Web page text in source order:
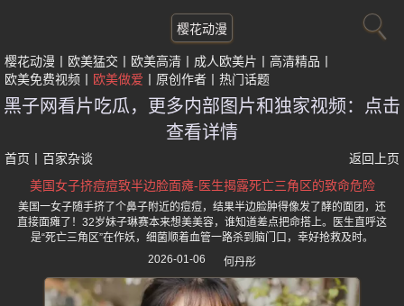
樱花动漫
樱花动漫 欧美猛交 欧美高清 成人欧美片
高清精品
欧美免费视频
欧美做爱 原创作者 热门话题
黑子网看片吃瓜，更多内部图片和独家视频：点击
查看详情
首页 百家杂谈
返回上页
美国女子挤痘痘致半边脸面瘫-医生揭露死亡三角区的致命危险
美国一女子随手挤了个鼻子附近的痘痘，结果半边脸肿得像发了酵的面团，还
直接面瘫了！32岁妹子琳赛本来想美美容，谁知道差点把命搭上。医生直呼这
是“死亡三角区”在作妖，细菌顺着血管一路杀到脑门口，幸好抢救及时。
2026-01-06
何丹彤